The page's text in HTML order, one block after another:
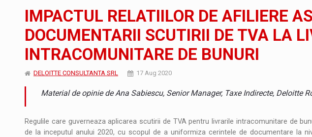
STIRI
ARTICOLE Proteinmaxxing and the Future of Protein Demand
IMPACTUL RELATIILOR DE AFILIERE
DOCUMENTARII SCUTIRII DE TVA LA
INTRACOMUNITARE DE BUNURI
DELOITTE CONSULTANTA SRL 17 Aug 2020
Material de opinie de Ana Sabiescu, Senior Manager, Taxe Indirecte, Deloitte
Regulile care guverneaza aplicarea scutirii de TVA pentru livrarile intracomunitare de
de la inceputul anului 2020, cu scopul de a uniformiza cerintele de documentare la